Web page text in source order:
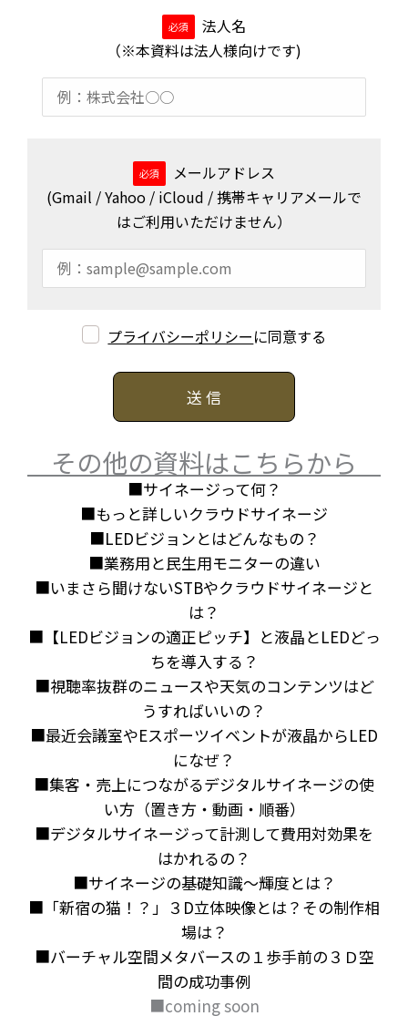
法人名
（※本資料は法人様向けです)
メールアドレス
(Gmail / Yahoo / iCloud / 携帯キャリアメールで
はご利用いただけません）
プライバシーポリシーに同意する
その他の資料はこちらから
■サイネージって何？
■もっと詳しいクラウドサイネージ
■LEDビジョンとはどんなもの？
■業務用と民生用モニターの違い
■いまさら聞けないSTBやクラウドサイネージと
は？
■【LEDビジョンの適正ピッチ】と液晶とLEDどっ
ちを導入する？
■視聴率抜群のニュースや天気のコンテンツはど
うすればいいの？
■最近会議室やEスポーツイベントが液晶からLED
になぜ？
■集客・売上につながるデジタルサイネージの使
い方（置き方・動画・順番）
■デジタルサイネージって計測して費用対効果を
はかれるの？
■サイネージの基礎知識～輝度とは？
■「新宿の猫！？」３D立体映像とは？その制作相
場は？
■バーチャル空間メタバースの１歩手前の３Ｄ空
間の成功事例
■coming soon